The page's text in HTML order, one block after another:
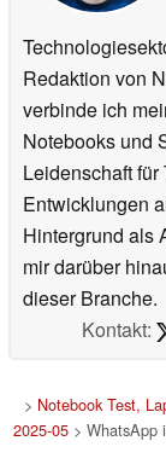
Redaktion von
verbinde ich
Notebooks und
Leidenschaft
Entwicklungen
Hintergrund als
mir darüber
dieser Branche.
Kontakt:
> Notebook Test,
2025-05> WhatsApp